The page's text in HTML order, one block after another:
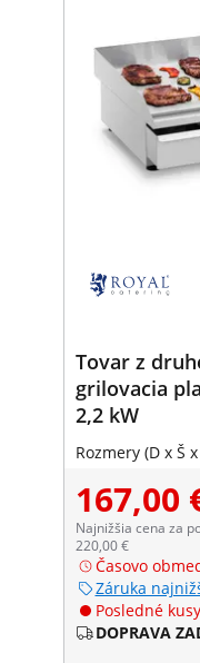
Tovar z
grilovacia
2,2 kW
Rozmery (D x Š x
167,00
Najnižšia cena za
220,00 €
Časovo
Záruka
Posledné
DOPRAVA